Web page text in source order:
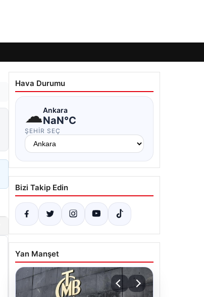
Hava Durumu
☁Ankara
NaN°C
ŞEHIR SEÇ
Bizi Takip Edin
Yan Manşet